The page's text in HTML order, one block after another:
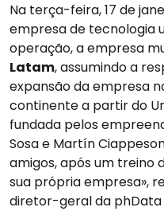
Na terça-feira, 17 de
empresa de tecnologia
operação, a empresa
Latam, assumindo a
expansão da empresa
continente a partir do
fundada pelos
Sosa e Martín
amigos, após um treino
sua própria empresa»,
diretor-geral da phData